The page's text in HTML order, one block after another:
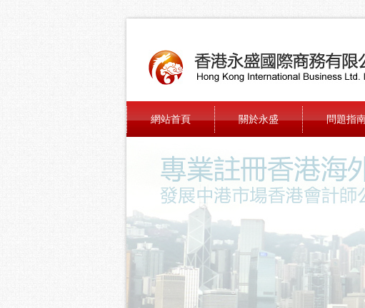
網站首頁 關於永盛 問題指